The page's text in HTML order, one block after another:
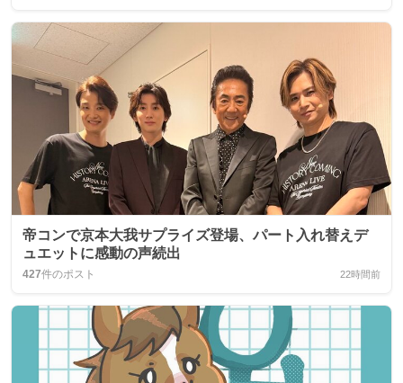
帝コンで京本大我サプライズ登場、パート入れ替えデ
ュエットに感動の声続出
427件のポスト 22時間前